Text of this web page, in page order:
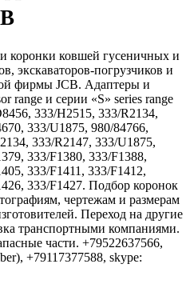
коронки ковшей гусеничных и
экскаваторов-погрузчиков и
фирмы JCB. Адаптеры и
range и серии «S» series range
333/H2515, 333/R2134,
333/U1875, 980/84766,
333/R2147, 333/U1875,
333/F1380, 333/F1388,
333/F1411, 333/F1412,
333/F1427. Подбор коронок
чертежам и размерам
Переход на другие
транспортными компаниями.
части. +79522637566,
+79117377588, skype: